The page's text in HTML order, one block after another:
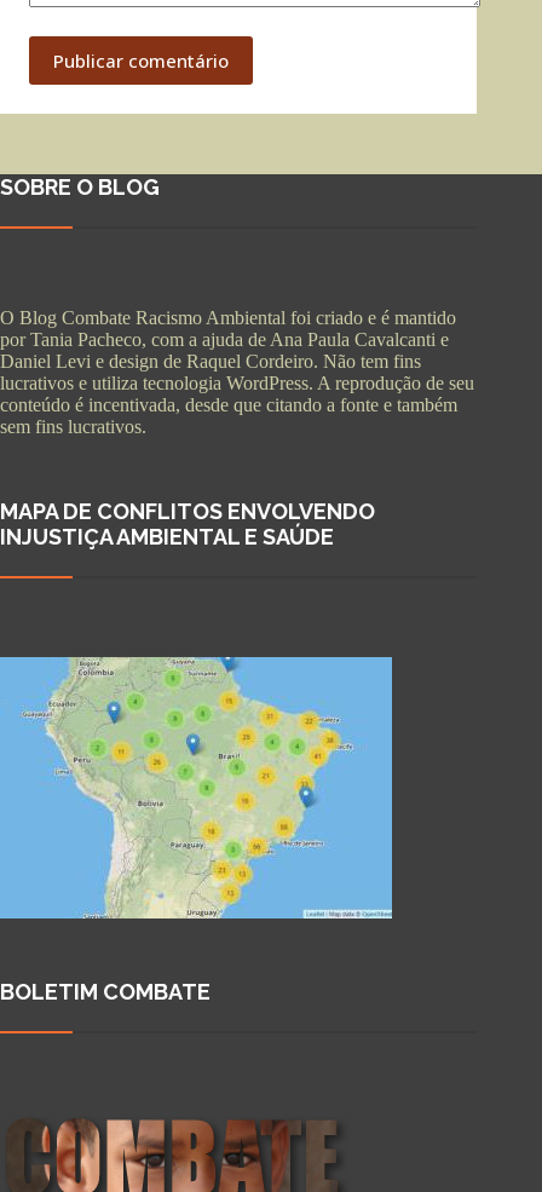
Publicar comentário
SOBRE O BLOG
O Blog Combate Racismo Ambiental foi criado e é mantido
por Tania Pacheco, com a ajuda de Ana Paula Cavalcanti e
Daniel Levi e design de Raquel Cordeiro. Não tem fins
lucrativos e utiliza tecnologia WordPress. A reprodução de seu
conteúdo é incentivada, desde que citando a fonte e também
sem fins lucrativos.
MAPA DE CONFLITOS ENVOLVENDO
INJUSTIÇA AMBIENTAL E SAÚDE
BOLETIM COMBATE